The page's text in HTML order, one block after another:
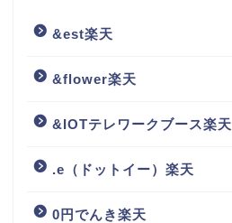
&est楽天
&flower楽天
&IOTテレワークブース楽天
.e（ドットイー）楽天
0円でんき楽天